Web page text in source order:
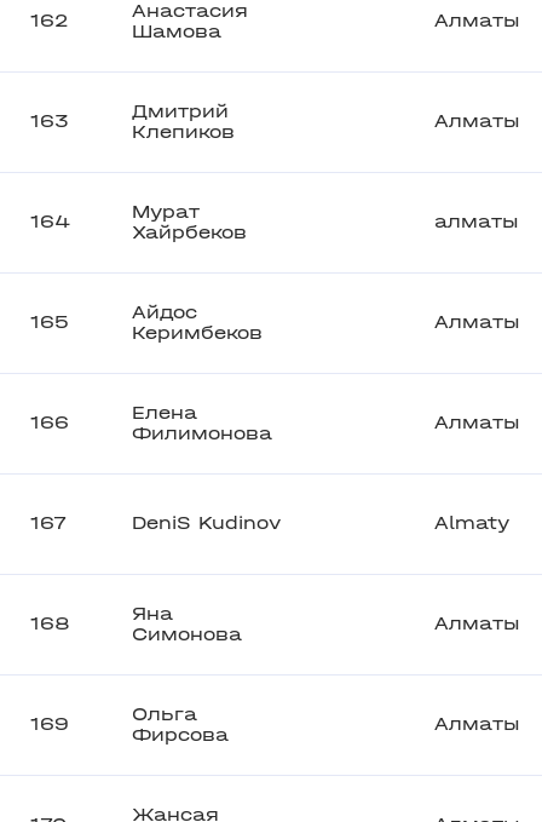
162
Анастасия
Шамова
Алматы
163
Дмитрий
Клепиков
Алматы
164
Мурат
Хайрбеков
алматы
165
Айдос
Керимбеков
Алматы
166
Елена
Филимонова
Алматы
167 DeniS Kudinov Almaty
168
Яна
Симонова
Алматы
169
Ольга
Фирсова
Алматы
Жансая